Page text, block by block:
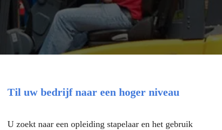
Til uw bedrijf naar een hoger niveau
U zoekt naar een opleiding stapelaar en het gebruik